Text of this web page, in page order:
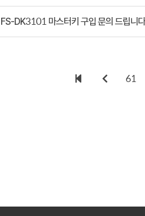
FS-DK3101 마스터키 구입 문의 드립니
61